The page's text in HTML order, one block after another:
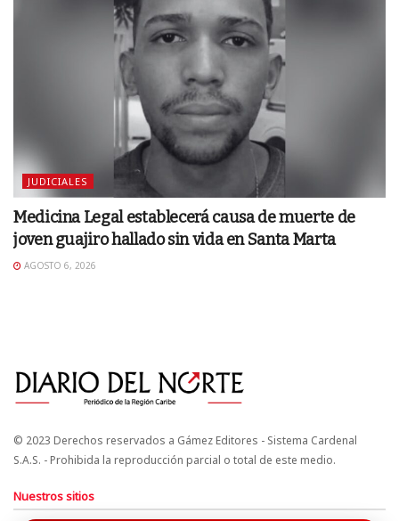
JUDICIALES
Medicina Legal establecerá causa de muerte de
joven guajiro hallado sin vida en Santa Marta
AGOSTO 6, 2026
© 2023 Derechos reservados a Gámez Editores - Sistema Cardenal
S.A.S. - Prohibida la reproducción parcial o total de este medio.
Nuestros sitios